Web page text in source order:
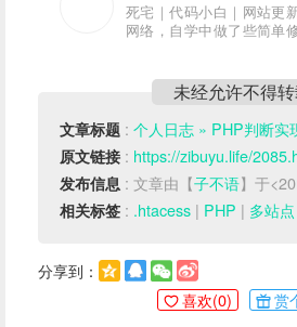
死宅｜代码小白｜网站更
网络，自学中做了些简单
未经允许不得
文章标题 : 个人日志 » PHP判断实现虚拟主机
原文链接 : https://zibuyu.life/
发布信息 : 文章由【子不语】于
相关标签 : .htacess | PHP | 多站点
分享到：
喜欢(0) 赏